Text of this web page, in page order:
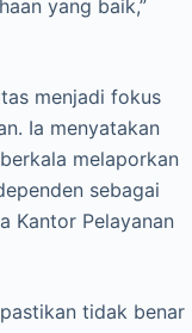
yang baik,”
menjadi fokus
Ia menyatakan
melaporkan
sebagai
Kantor Pelayanan
tidak benar